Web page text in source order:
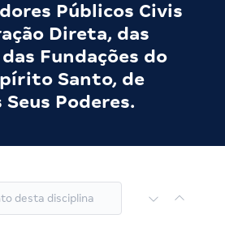
Públicos Civis
Direta, das
Fundações do
Santo, de
Poderes.